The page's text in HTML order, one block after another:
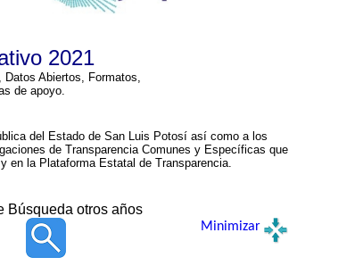
2021
Datos Abiertos, Formatos,
de apoyo.
del Estado de San Luis Potosí así como a los
de Transparencia Comunes y Específicas que
en la Plataforma Estatal de Transparencia.
Búsqueda otros años
Minimizar